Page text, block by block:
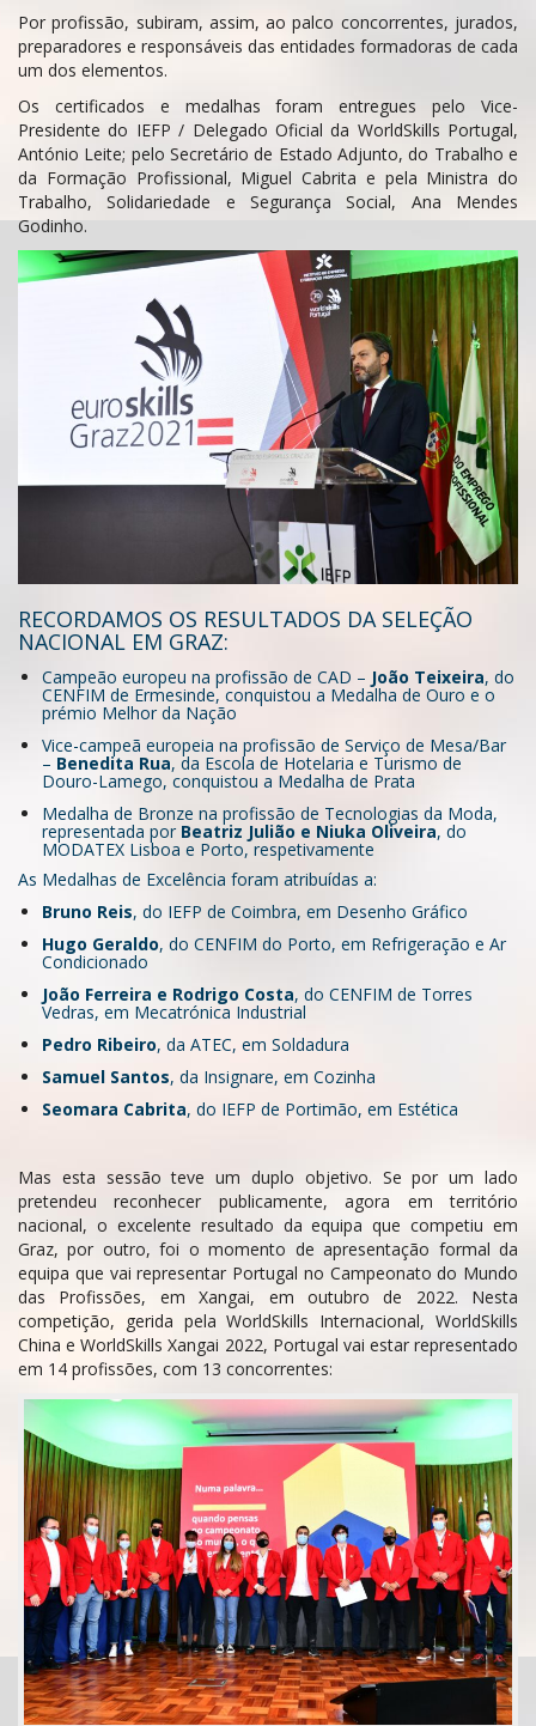
Por profissão, subiram, assim, ao palco concorrentes, jurados,
preparadores e responsáveis das entidades formadoras de cada
um dos elementos.
Os certificados e medalhas foram entregues pelo Vice-
Presidente do IEFP / Delegado Oficial da WorldSkills Portugal,
António Leite; pelo Secretário de Estado Adjunto, do Trabalho e
da Formação Profissional, Miguel Cabrita e pela Ministra do
Trabalho, Solidariedade e Segurança Social, Ana Mendes
Godinho.
RECORDAMOS OS RESULTADOS DA SELEÇÃO
NACIONAL EM GRAZ:
Campeão europeu na profissão de CAD – João Teixeira, do
CENFIM de Ermesinde, conquistou a Medalha de Ouro e o
prémio Melhor da Nação
Vice-campeã europeia na profissão de Serviço de Mesa/Bar
– Benedita Rua, da Escola de Hotelaria e Turismo de
Douro-Lamego, conquistou a Medalha de Prata
Medalha de Bronze na profissão de Tecnologias da Moda,
representada por Beatriz Julião e Niuka Oliveira, do
MODATEX Lisboa e Porto, respetivamente
As Medalhas de Excelência foram atribuídas a:
Bruno Reis, do IEFP de Coimbra, em Desenho Gráfico
Hugo Geraldo, do CENFIM do Porto, em Refrigeração e Ar
Condicionado
João Ferreira e Rodrigo Costa, do CENFIM de Torres
Vedras, em Mecatrónica Industrial
Pedro Ribeiro, da ATEC, em Soldadura
Samuel Santos, da Insignare, em Cozinha
Seomara Cabrita, do IEFP de Portimão, em Estética
Mas esta sessão teve um duplo objetivo. Se por um lado
pretendeu reconhecer publicamente, agora em território
nacional, o excelente resultado da equipa que competiu em
Graz, por outro, foi o momento de apresentação formal da
equipa que vai representar Portugal no Campeonato do Mundo
das Profissões, em Xangai, em outubro de 2022. Nesta
competição, gerida pela WorldSkills Internacional, WorldSkills
China e WorldSkills Xangai 2022, Portugal vai estar representado
em 14 profissões, com 13 concorrentes: